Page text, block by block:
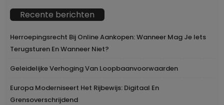
Recente berichten
Herroepingsrecht Bij Online Aankopen: Wanneer Mag Je Iets
Terugsturen En Wanneer Niet?
Geleidelijke Verhoging Van Loopbaanvoorwaarden
Europa Moderniseert Het Rijbewijs: Digitaal En
Grensoverschrijdend